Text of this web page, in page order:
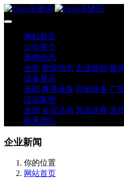
网站首页
公司简介
新闻动态
全部 敦煌动态 企业新闻 媒
设备展示
全部 舞美设备 印刷设备 广
活动案例
全部 会议活动 开业庆典 宣
联系我们
企业新闻
你的位置
网站首页